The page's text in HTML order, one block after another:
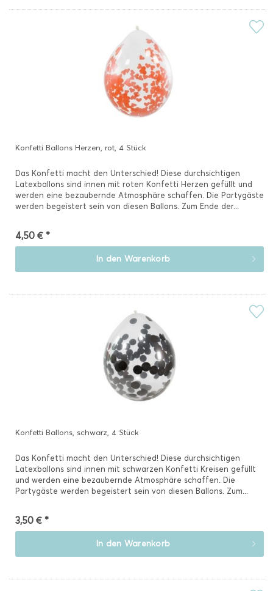
Konfetti Ballons Herzen, rot, 4 Stück
Das Konfetti macht den Unterschied! Diese durchsichtigen
Latexballons sind innen mit roten Konfetti Herzen gefüllt und
werden eine bezaubernde Atmosphäre schaffen. Die Partygäste
werden begeistert sein von diesen Ballons. Zum Ende der...
4,50 € *
In den Warenkorb
Konfetti Ballons, schwarz, 4 Stück
Das Konfetti macht den Unterschied! Diese durchsichtigen
Latexballons sind innen mit schwarzen Konfetti Kreisen gefüllt
und werden eine bezaubernde Atmosphäre schaffen. Die
Partygäste werden begeistert sein von diesen Ballons. Zum...
3,50 € *
In den Warenkorb